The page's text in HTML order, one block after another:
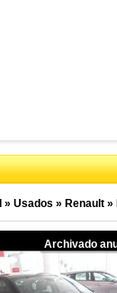
» Usados » Renault»
Archivado